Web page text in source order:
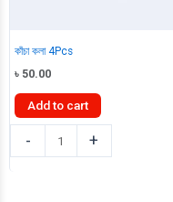
কাঁচা কলা 4Pcs
৳ 50.00
Add to cart
-
কলা
+